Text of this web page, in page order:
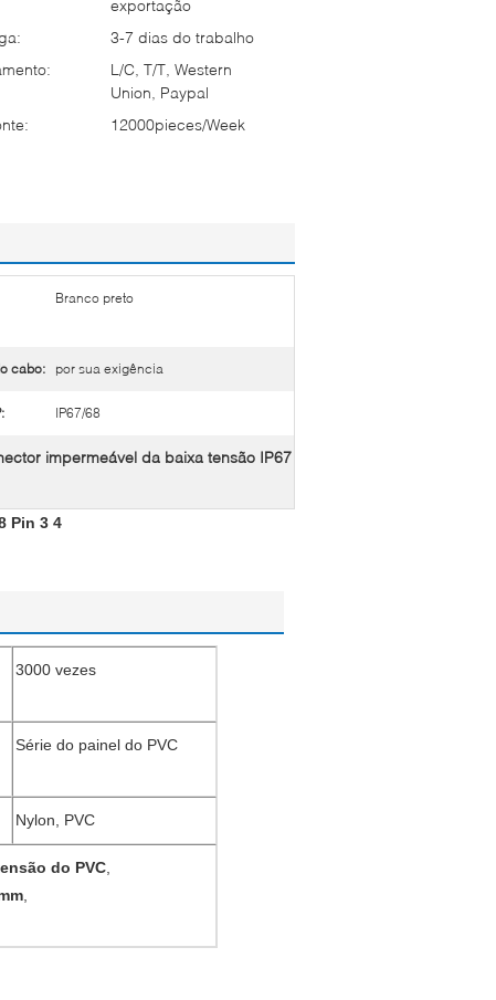
exportação
3-7 dias do trabalho
L/C, T/T, Western
Union, Paypal
12000pieces/Week
Branco preto
cabo: por sua exigência
IP67/68
impermeável da baixa tensão IP67
Pin 3 4
3000 vezes
Série do painel do PVC
Nylon, PVC
do PVC